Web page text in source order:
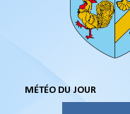
MÉTÉO DU JOUR